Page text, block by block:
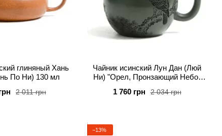
глиняный Хань
По Ни) 130 мл
2 011 грн
Чайник исинский Лун Дан (Люй
Ни) "Орел, Пронзающий Небо"
2 034 грн
1 760 грн
−13%